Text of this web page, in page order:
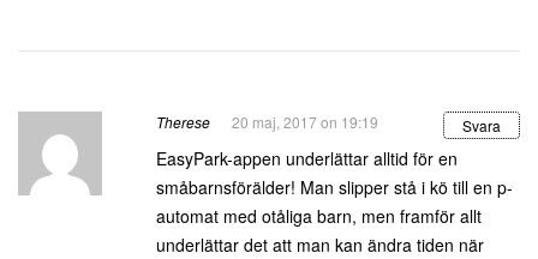
Therese 20 maj, 2017 on 19:19 Svara
EasyPark-appen underlättar alltid för en
småbarnsförälder! Man slipper stå i kö till en p-
automat med otåliga barn, men framför allt
underlättar det att man kan ändra tiden när